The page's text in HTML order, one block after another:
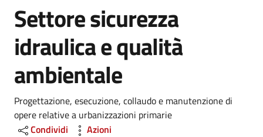
Settore sicurezza
idraulica e qualità
ambientale
Dettagli
Progettazione, esecuzione, collaudo e manutenzione di
opere relative a urbanizzazioni primarie
Condividi
Azioni